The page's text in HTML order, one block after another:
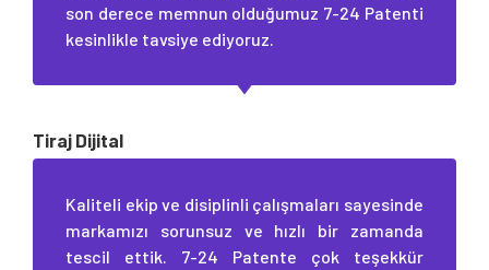
son derece memnun olduğumuz 7-24 Patenti
kesinlikle tavsiye ediyoruz.
Tiraj Dijital
Kaliteli ekip ve disiplinli çalışmaları sayesinde
markamızı sorunsuz ve hızlı bir zamanda
tescil ettik. 7-24 Patente çok teşekkür